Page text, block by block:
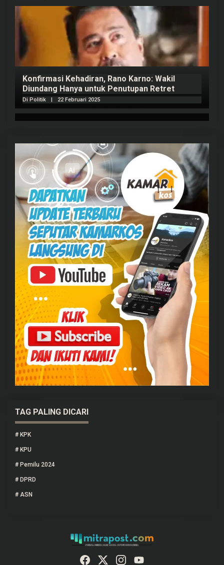
Konfirmasi Kehadiran, Rano Karno: Wakil
Diundang Hanya untuk Penutupan Retret
Di Politik | 22 Februari 2025
TAG PALING DICARI
# KPK
# KPU
# Pemilu 2024
# DPRD
# ASN